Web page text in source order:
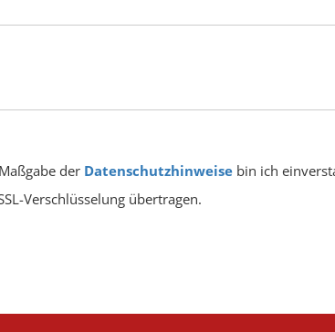
der Datenschutzhinweise bin ich
Verschlüsselung übertragen.